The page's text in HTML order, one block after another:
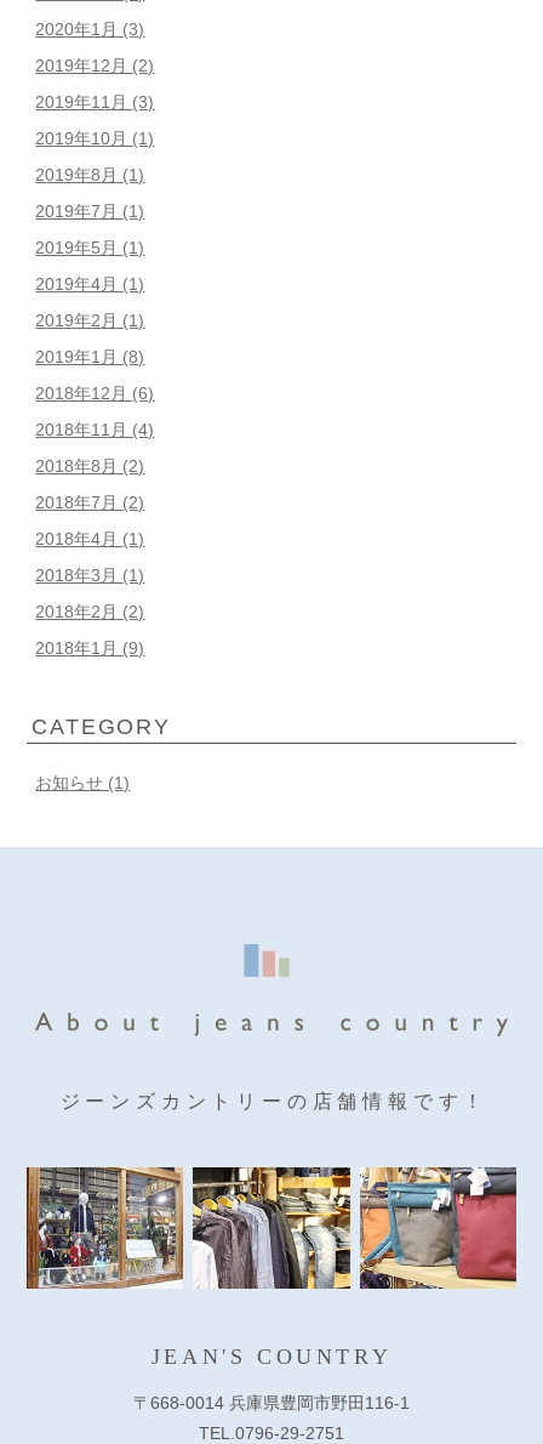
2020年1月 (3)
2019年12月 (2)
2019年11月 (3)
2019年10月 (1)
2019年8月 (1)
2019年7月 (1)
2019年5月 (1)
2019年4月 (1)
2019年2月 (1)
2019年1月 (8)
2018年12月 (6)
2018年11月 (4)
2018年8月 (2)
2018年7月 (2)
2018年4月 (1)
2018年3月 (1)
2018年2月 (2)
2018年1月 (9)
CATEGORY
お知らせ (1)
ジーンズカントリーの店舗情報です！
JEAN'S COUNTRY
〒668-0014 兵庫県豊岡市野田116-1
TEL.0796-29-2751